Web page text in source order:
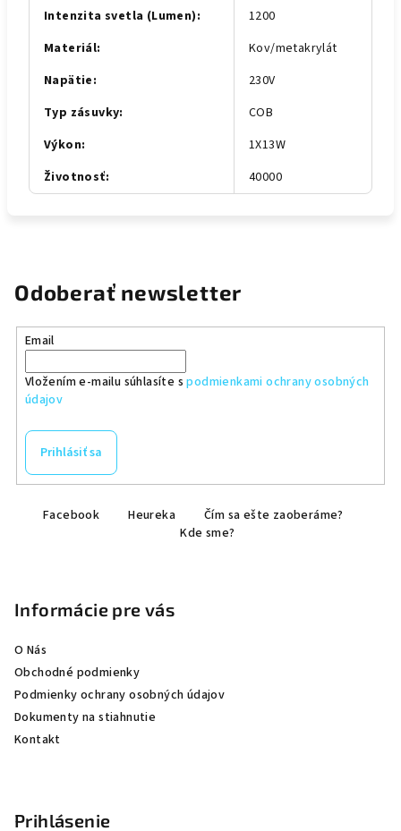
Intenzita svetla (Lumen):
1200
Materiál:
Kov/metakrylát
Napätie:
230V
Typ zásuvky:
COB
Výkon:
1X13W
Životnosť: 40000
Odoberať newsletter
Email
Vložením e-mailu súhlasíte spodmienkami ochrany osobných
údajov
Prihlásiť sa
Facebook Heureka
Čím sa ešte zaoberáme?
Kde sme?
Informácie pre vás
O Nás
Obchodné podmienky
Podmienky ochrany osobných údajov
Dokumenty na stiahnutie
Kontakt
Prihlásenie